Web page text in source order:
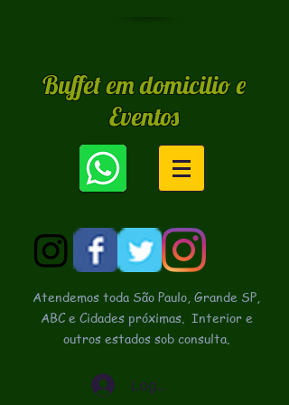
Buffet em domicilio e
Eventos
Atendemos toda São Paulo, Grande SP,
ABC e Cidades próximas. Interior e
outros estados sob consulta.
Login